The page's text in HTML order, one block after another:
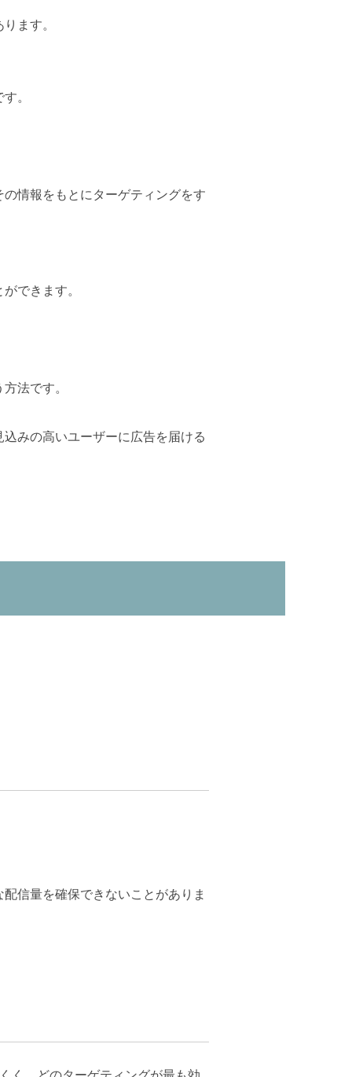
ます。
。
情報をもとにターゲティングをす
できます。
法です。
みの高いユーザーに広告を届ける
信量を確保できないことがありま